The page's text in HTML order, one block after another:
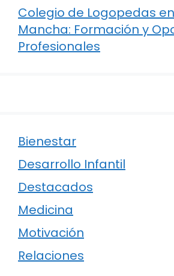
Colegio de Logopedas
Mancha: Formación y
Profesionales
Bienestar
Desarrollo Infantil
Destacados
Medicina
Motivación
Relaciones